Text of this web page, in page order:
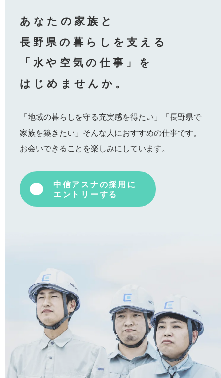
あなたの家族と
長野県の暮らしを支える
「水や空気の仕事」を
はじめませんか。
「地域の暮らしを守る充実感を得たい」「長野県で
家族を築きたい」そんな人におすすめの仕事です。
お会いできることを楽しみにしています。
中信アスナの採用に
エントリーする